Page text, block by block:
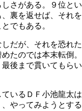
さがある。９位とい
裏を返せば、それを
でもある。
だが、それを恐れた
たのでは本末転倒。
後まで貫いてもらい
いるＤＦ小池龍太は
やってみようとする